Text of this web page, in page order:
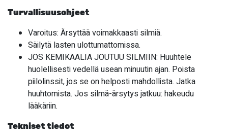
Turvallisuusohjeet
Varoitus: Ärsyttää voimakkaasti silmiä.
Säilytä lasten ulottumattomissa.
JOS KEMIKAALIA JOUTUU SILMIIN: Huuhtele
huolellisesti vedellä usean minuutin ajan. Poista
piilolinssit, jos se on helposti mahdollista. Jatka
huuhtomista. Jos silmä-ärsytys jatkuu: hakeudu
lääkäriin.
Tekniset tiedot